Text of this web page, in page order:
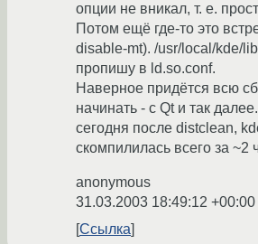
опции не вникал, т. е.
Потом ещё где-то это
disable-mt). /usr/local/kde/
пропишу в ld.so.conf.
Наверное придётся всю
начинать - с Qt и так
сегодня после distclean,
скомпилилась всего за ~2
anonymous
31.03.2003 18:49:12 +00:00
Ссылка